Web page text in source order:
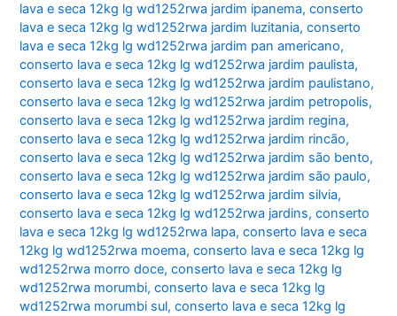
lava e seca 12kg lg wd1252rwa jardim ipanema,conserto
lava e seca 12kg lg wd1252rwa jardim luzitania,conserto
lava e seca 12kg lg wd1252rwa jardim pan americano,
conserto lava e seca 12kg lg wd1252rwa jardim paulista,
conserto lava e seca 12kg lg wd1252rwa jardim paulistano,
conserto lava e seca 12kg lg wd1252rwa jardim petropolis,
conserto lava e seca 12kg lg wd1252rwa jardim regina,
conserto lava e seca 12kg lg wd1252rwa jardim rincão,
conserto lava e seca 12kg lg wd1252rwa jardim são bento,
conserto lava e seca 12kg lg wd1252rwa jardim são paulo,
conserto lava e seca 12kg lg wd1252rwa jardim silvia,
conserto lava e seca 12kg lg wd1252rwa jardins,conserto
lava e seca 12kg lg wd1252rwa lapa,conserto lava e seca
12kg lg wd1252rwa moema,conserto lava e seca 12kg lg
wd1252rwa morro doce,conserto lava e seca 12kg lg
wd1252rwa morumbi,conserto lava e seca 12kg lg
wd1252rwa morumbi sul,conserto lava e seca 12kg lg